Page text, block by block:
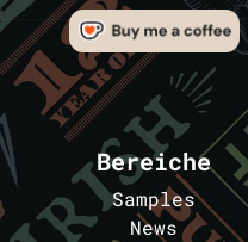
Bereiche
Samples
News